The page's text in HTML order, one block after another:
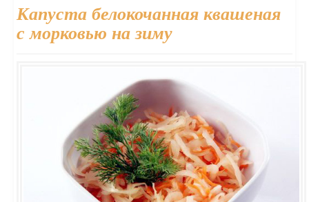
Десерты
Выпечка Напитки Консервирование
Форум
Капуста белокочанная квашеная
с морковью на зиму